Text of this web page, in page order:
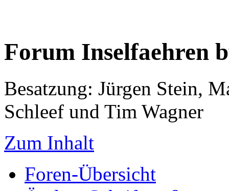
Forum Inselfaehren
Besatzung: Jürgen Stein,
Schleef und Tim Wagner
Zum Inhalt
Foren-Übersicht